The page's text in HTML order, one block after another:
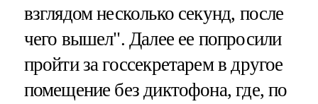
взглядом несколько секунд, после
чего вышел". Далее ее попросили
пройти за госсекретарем в другое
помещение без диктофона, где, по